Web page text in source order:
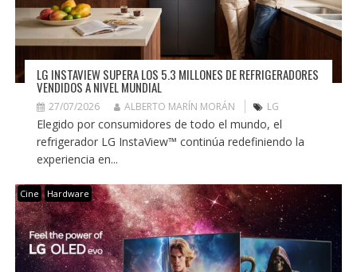
LG INSTAVIEW SUPERA LOS 5.3 MILLONES DE REFRIGERADORES
VENDIDOS A NIVEL MUNDIAL
27/07/2026 ALBERTO MARÍN MORÁN LG
Elegido por consumidores de todo el mundo, el
refrigerador LG InstaView™ continúa redefiniendo la
experiencia en...
Cine Hardware